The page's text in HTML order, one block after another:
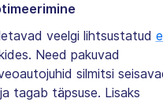
veelgi lihtsustatud
Need pakuvad
silmitsi
tagab täpsuse. Lisaks